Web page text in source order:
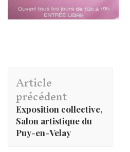
Navigation
d'article
Article
précédent
Exposition collective,
Salon artistique du
Puy-en-Velay